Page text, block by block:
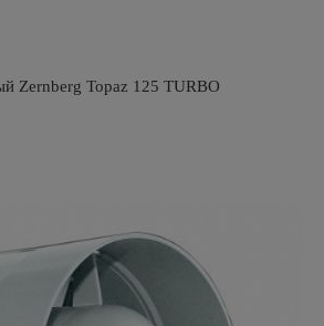
Zernberg Topaz 125 TURBO